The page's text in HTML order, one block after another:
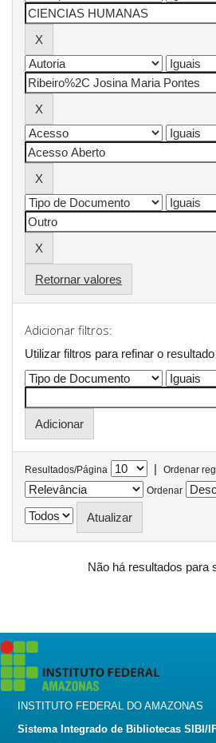
Retornar valores
Adicionar filtros:
Utilizar filtros para refinar o
Resultados/Página |
Ordenar
Ordenar
Não há resultados para
INSTITUTO FEDERAL DO AMAZONAS
Sistema Integrado de Bibliotecas SIBI/